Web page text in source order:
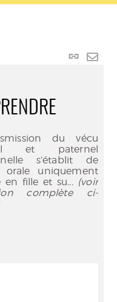
Lien
du vécu
et paternel
s’établit de
orale uniquement
en fille et su... (voir
complète ci-